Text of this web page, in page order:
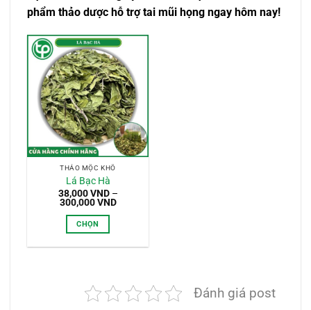
phẩm thảo dược hỗ trợ tai mũi họng ngay hôm nay!
THẢO MỘC KHÔ
Lá Bạc Hà
38,000VND –
300,000VNDKhoảng
300,000 VND
CHỌN
có
nhiều
Đánh giá post